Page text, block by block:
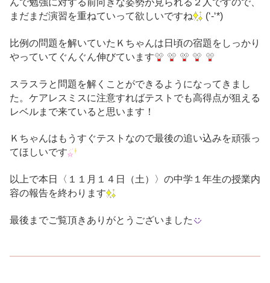
まだまだ演習を重ねていって欲しいですね
(‘-‘*)
比例の問題を解いていたＫちゃんは日頃の宿題をしっかり
やっていてぐんぐん伸びています
スラスラと問題を解くことができるようになってきまし
た。ケアレスミスに注意すればテストでも高得点が狙える
レベルまで来ていると思います！
Ｋちゃんはもうすぐテストなので最後の追い込みを頑張っ
てほしいです
以上で本日〈１１月１４日（土）〉の中学１年生の授業内
容の報告を終わります
最後までご覧頂きありがとうございました